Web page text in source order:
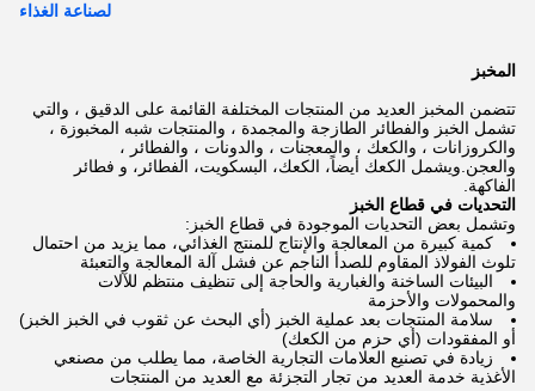
لصناعة الغذاء
المخبز
تتضمن المخبز العديد من المنتجات المختلفة القائمة على الدقيق ، والتي
تشمل الخبز والفطائر الطازجة والمجمدة ، والمنتجات شبه المخبوزة ،
والكروزانات ، والكعك ، والمعجنات ، والدونات ، والفطائر ،
والعجن.ويشمل الكعك أيضاً، الكعك، البسكويت، الفطائر، و فطائر
الفاكهة.
التحديات في قطاع الخبز
وتشمل بعض التحديات الموجودة في قطاع الخبز:
كمية كبيرة من المعالجة والإنتاج للمنتج الغذائي، مما يزيد من احتمال
تلوث الفولاذ المقاوم للصدأ الناجم عن فشل آلة المعالجة والتعبئة
البيئات الساخنة والغبارية والحاجة إلى تنظيف منتظم للآلات
والمحمولات والأحزمة
سلامة المنتجات بعد عملية الخبز (أي البحث عن ثقوب في الخبز الخبز)
أو المفقودات (أي حزم من الكعك)
زيادة في تصنيع العلامات التجارية الخاصة، مما يطلب من مصنعي
الأغذية خدمة العديد من تجار التجزئة مع العديد من المنتجات